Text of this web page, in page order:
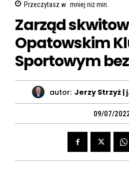
Przeczytasz w mniej niżmin.
Zarząd
Opatowskim
Sportowym
autor: Jerzy Strzyż |
09/07/